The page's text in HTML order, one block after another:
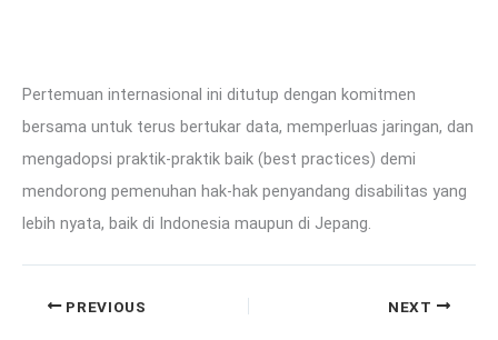
Pertemuan internasional ini ditutup dengan komitmen
bersama untuk terus bertukar data, memperluas jaringan, dan
mengadopsi praktik-praktik baik (best practices) demi
mendorong pemenuhan hak-hak penyandang disabilitas yang
lebih nyata, baik di Indonesia maupun di Jepang.
PREVIOUS NEXT